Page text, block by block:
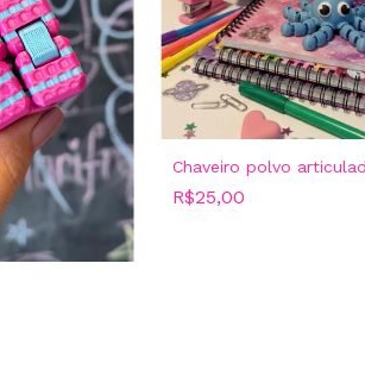
Chaveiro polvo
R$25,00